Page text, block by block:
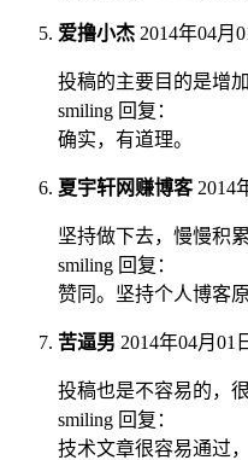
爱撸小杰 2014年04月
投稿的主要目的是增
smiling 回复：
确实，有道理。
夏宇轩网赚博客 2014
坚持做下去，慢慢积
smiling 回复：
赞同。坚持个人博客
苦逼男 2014年04月01
投稿也是不容易的，
smiling 回复：
技术文章很容易通过